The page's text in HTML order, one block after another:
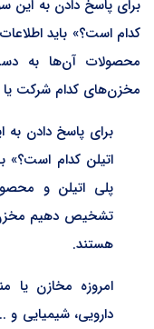
برای پاسخ دادن به این
کدام است؟» باید
محصولات آن‌ها به
مخزن‌های کدام شرکت یا
برای پاسخ دادن
اتیلن کدام است؟»
پلی اتیلن و
تشخیص دهیم
هستند.
امروزه مخازن یا
دارویی، شیمیایی و